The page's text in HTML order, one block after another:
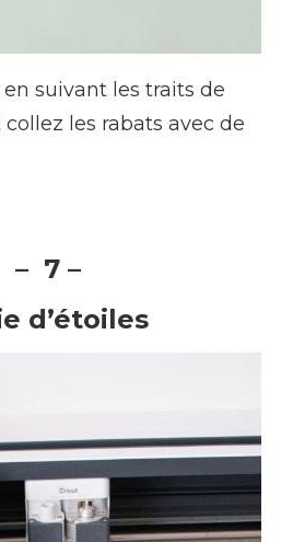
en suivant les traits de
les rabats avec de
– 7 –
d’étoiles